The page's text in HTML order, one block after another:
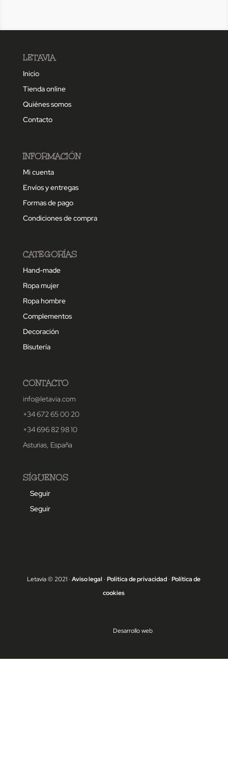
LETAVIA
Inicio
Tienda online
Quiénes somos
Contacto
INFORMACIÓN
Mi cuenta
Envíos y entregas
Formas de pago
Condiciones de compra
CATEGORÍAS
Hand-made
Ropa mujer
Ropa hombre
Complementos
Decoración
Bisutería
CONTACTO
info@letavia.com
+34 672 65 00 20
+34 696 82 98 10
Asturias, España
SÍGUENOS
Seguir
Seguir
Letavia © 2021 ·Aviso legal ·Política de privacidad ·Política de
cookies
Desarrollo web